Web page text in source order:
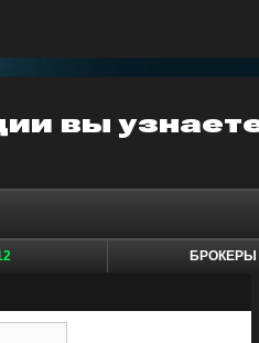
БРОКЕРЫ